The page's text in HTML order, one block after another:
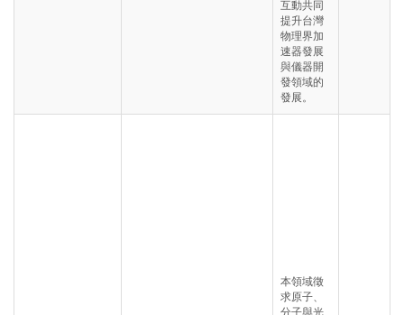
互動共同
提升台灣
物理界加
速器發展
與儀器開
發領域的
發展。
本領域徵
求原子、